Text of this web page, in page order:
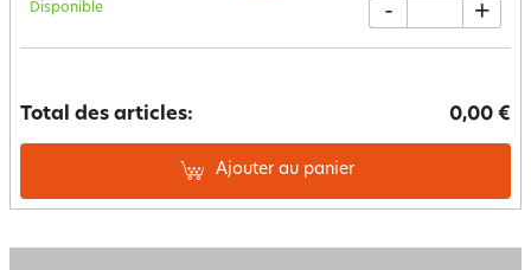
Disponible - +
Total des articles: 0,00 €
Ajouter au panier